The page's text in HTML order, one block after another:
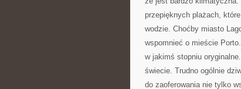
przepięknych plażach,
wodzie. Choćby miasto
wspomnieć o mieście
w jakimś stopniu
świecie. Trudno ogólnie
do zaoferowania nie tylko